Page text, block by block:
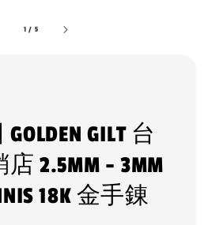
1 / 5
GILT 台
2.5MM - 3MM
18K 金手錬